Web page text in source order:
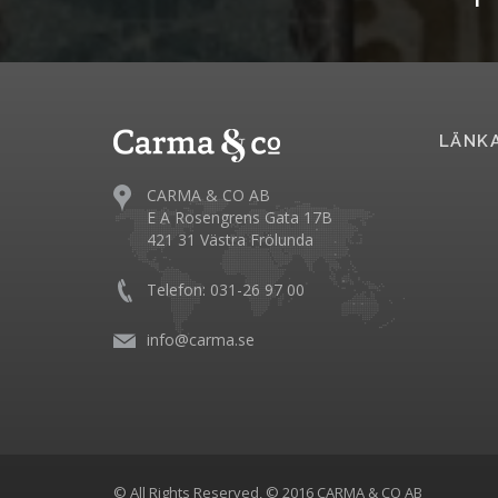
CARMA & CO AB
E A Rosengrens Gata 17B
421 31 Västra Frölunda
Telefon: 031-26 97 00
info@carma.se
© All Rights Reserved, © 2016 CARMA & CO AB